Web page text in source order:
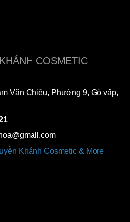
COSMETIC
Văn Chiêu, Phường 9, Gò vấp,
Khánh Cosmetic & More